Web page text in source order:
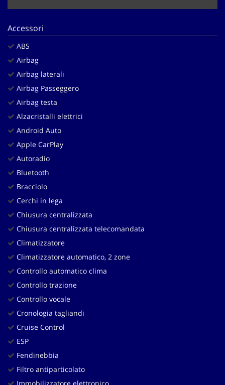
Accessori
ABS
Airbag
Airbag laterali
Airbag Passeggero
Airbag testa
Alzacristalli elettrici
Android Auto
Apple CarPlay
Autoradio
Bluetooth
Bracciolo
Cerchi in lega
Chiusura centralizzata
Chiusura centralizzata telecomandata
Climatizzatore
Climatizzatore automatico, 2 zone
Controllo automatico clima
Controllo trazione
Controllo vocale
Cronologia tagliandi
Cruise Control
ESP
Fendinebbia
Filtro antiparticolato
Immobilizzatore elettronico